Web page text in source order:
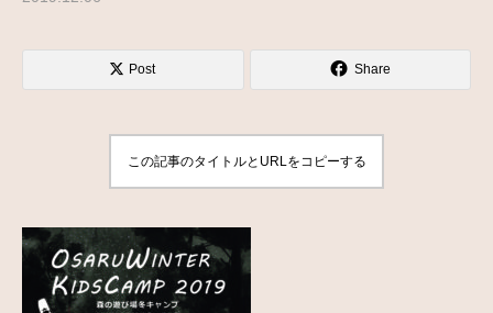
Post Share
この記事のタイトルとURLをコピーする